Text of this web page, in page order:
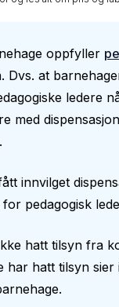
oppfyller
Dvs. at
ledere
med
innvilget
pedagogisk
hatt tilsyn fra
har hatt tilsyn sier